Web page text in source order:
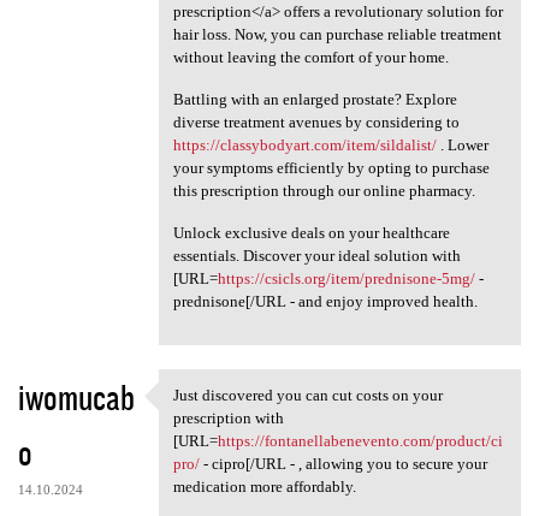
prescription</a> offers a revolutionary solution for
hair loss. Now, you can purchase reliable treatment
without leaving the comfort of your home.
Battling with an enlarged prostate? Explore
diverse treatment avenues by considering to
https://classybodyart.com/item/sildalist/. Lower
your symptoms efficiently by opting to purchase
this prescription through our online pharmacy.
Unlock exclusive deals on your healthcare
essentials. Discover your ideal solution with
[URL=https://csicls.org/item/prednisone-5mg/-
prednisone[/URL - and enjoy improved health.
iwomucab
o
14.10.2024
Just discovered you can cut
Just discovered you can cut costs on your
prescription with
[URL=https://fontanellabenevento.com/product/ci
pro/- cipro[/URL - , allowing you to secure your
medication more affordably.